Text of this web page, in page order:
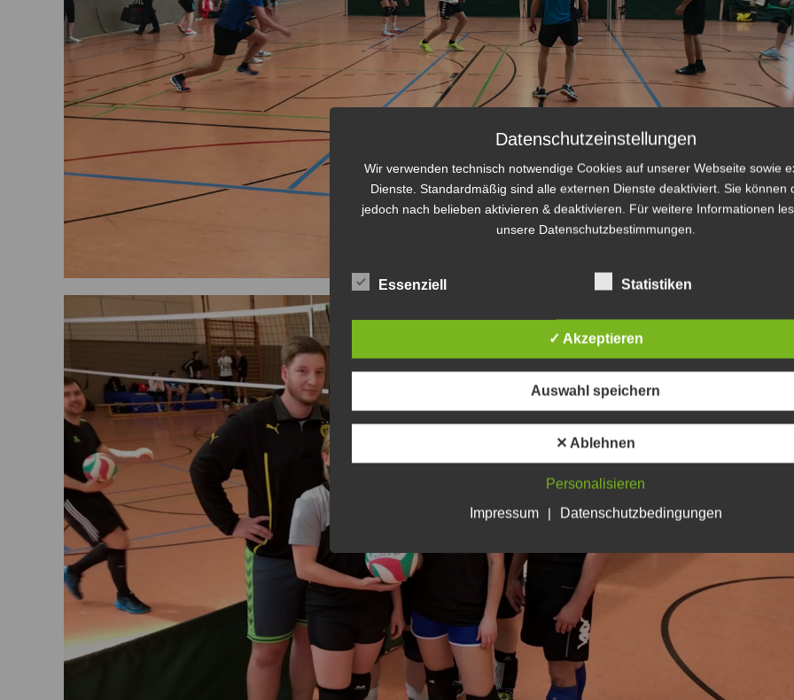
Datenschutzeinstellungen
Wir verwenden technisch notwendige Cookies auf unserer Webseite sowie
Dienste. Standardmäßig sind alle externen Dienste deaktiviert. Sie können
jedoch nach belieben aktivieren & deaktivieren. Für weitere Informationen
unsere Datenschutzbestimmungen.
Essenziell Statistiken
✓ Akzeptieren
Auswahl speichern
✕ Ablehnen
Personalisieren
Impressum
| Datenschutzbedingungen